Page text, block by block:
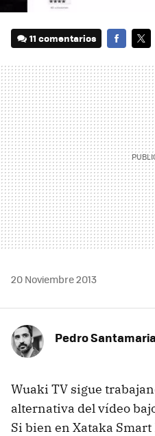
11 comentarios
20 Noviembre 2013
Pedro Santamaria
Wuaki TV sigue
alternativa del vídeo
Si bien en Xataka Smart